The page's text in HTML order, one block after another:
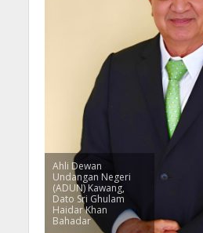
Ahli Dewan
Undangan Negeri
(ADUN) Kawang,
Dato Sri Ghulam
Haidar Khan
Bahadar